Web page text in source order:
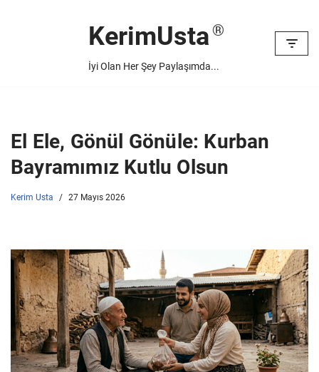
KerimUsta
İyi Olan Her Şey Paylaşımda...
El Ele, Gönül Gönüle: Kurban
Bayramımız Kutlu Olsun
Kerim Usta 27 Mayıs 2026